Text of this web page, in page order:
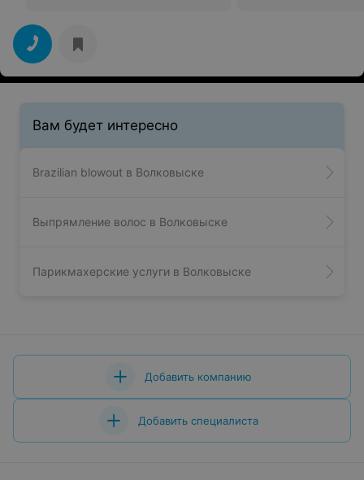
Вам будет интересно
Brazilian blowout в Волковыске
Выпрямление волос в Волковыске
Парикмахерские услуги в Волковыске
Добавить компанию
Добавить специалиста